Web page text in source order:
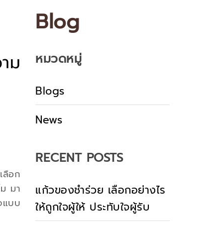
ม
ลือก
มา
บบ
Blog
หมวดหมู่
Blogs
News
RECENT POSTS
แก้วของชำร่วย เลือกอย่างไร
ให้ถูกใจผู้ให้ ประทับใจผู้รับ